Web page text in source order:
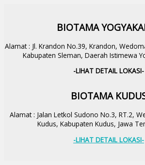
BIOTAMA
Alamat : Jl. Krandon No.39, Krandon,
Kabupaten Sleman, Daerah Istimewa
-LIHAT DETAIL LOKASI-
BIOTAMA
Alamat : Jalan Letkol Sudono No.3, RT.2,
Kudus, Kabupaten Kudus, Jawa
-LIHAT DETAIL LOKASI-